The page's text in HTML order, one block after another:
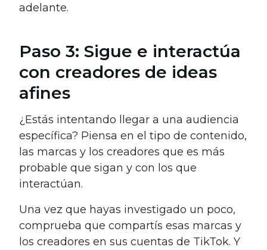
adelante.
Paso 3: Sigue e interactúa
con creadores de ideas
afines
¿Estás intentando llegar a una audiencia
específica? Piensa en el tipo de contenido,
las marcas y los creadores que es más
probable que sigan y con los que
interactúan.
Una vez que hayas investigado un poco,
comprueba que compartís esas marcas y
los creadores en sus cuentas de TikTok. Y